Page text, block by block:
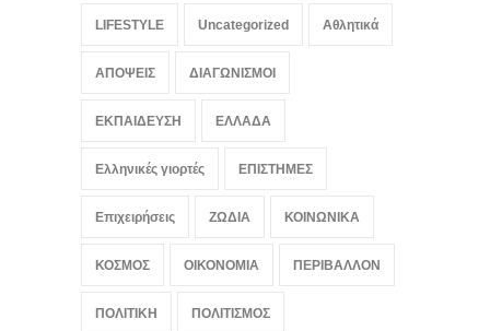
απειλεί τις ευρωπαϊκές
ΟΙΚΟΝΟΜΙΑ
August 8, 2026
LIFESTYLE Uncategorized Αθλητικά
ΑΠΟΨΕΙΣ ΔΙΑΓΩΝΙΣΜΟΙ
ΕΚΠΑΙΔΕΥΣΗ ΕΛΛΑΔΑ
Ελληνικές γιορτές ΕΠΙΣΤΗΜΕΣ
Επιχειρήσεις ΖΩΔΙΑ ΚΟΙΝΩΝΙΚΑ
ΚΟΣΜΟΣ ΟΙΚΟΝΟΜΙΑ ΠΕΡΙΒΑΛΛΟΝ
ΠΟΛΙΤΙΚΗ ΠΟΛΙΤΙΣΜΟΣ